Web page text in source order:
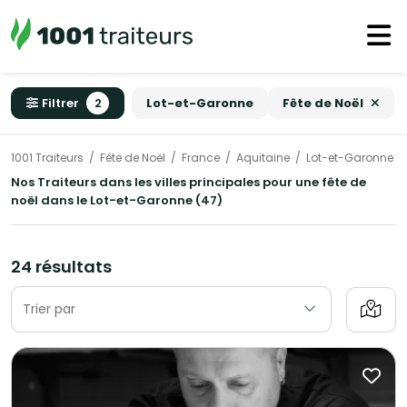
Filtrer 2 Lot-et-Garonne Fête de Noël
1001 Traiteurs Fête de Noël France Aquitaine Lot-et-Garonne
Nos Traiteurs dans les villes principales pour une fête de
noël dans le Lot-et-Garonne (47)
24 résultats
Trier par